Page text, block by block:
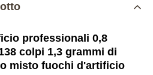
professionali 0,8
colpi 1,3 grammi di
misto fuochi d'artificio